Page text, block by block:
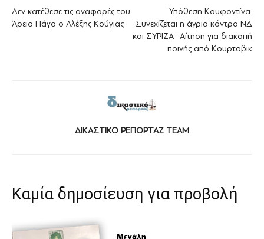
Δεν κατέθεσε τις αναφορές του
Άρειο Πάγο ο Αλέξης Κούγιας
Υπόθεση Κουφοντίνα:
Συνεχίζεται η άγρια κόντρα ΝΔ
και ΣΥΡΙΖΑ -Αίτηση για διακοπή
ποινής από Κουρτοβικ
ΔΙΚΑΣΤΙΚΟ ΡΕΠΟΡΤΑΖ TEAM
Καμία δημοσίευση για προβολή